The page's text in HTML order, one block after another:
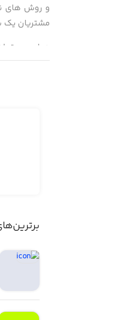
و روش های
مشتریان یک
در این بستر
امکان